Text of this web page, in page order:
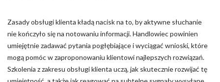
Zasady obsługi klienta kładą nacisk na to, by aktywne słuchanie
nie kończyło się na notowaniu informacji. Handlowiec powinien
umiejętnie zadawać pytania pogłębiające i wyciągać wnioski, które
mogą pomóc w zaproponowaniu klientowi najlepszych rozwiązań.
Szkolenia z zakresu obsługi klienta uczą, jak skutecznie rozwijać tę